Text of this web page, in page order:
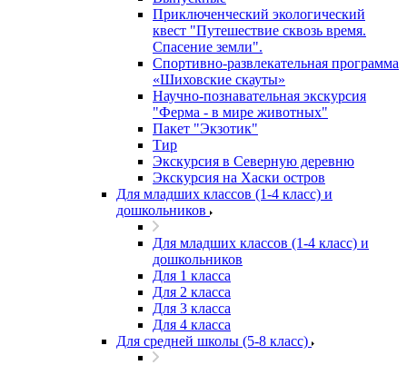
Приключенческий экологический
квест "Путешествие сквозь время.
Спасение земли".
Спортивно-развлекательная программа
«Шиховские скауты»
Научно-познавательная экскурсия
"Ферма - в мире животных"
Пакет "Экзотик"
Тир
Экскурсия в Северную деревню
Экскурсия на Хаски остров
Для младших классов (1-4 класс) и
дошкольников
Для младших классов (1-4 класс) и
дошкольников
Для 1 класса
Для 2 класса
Для 3 класса
Для 4 класса
Для средней школы (5-8 класс)